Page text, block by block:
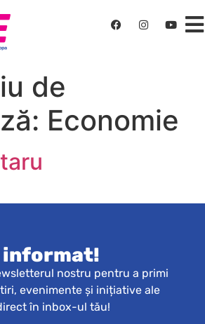
de
Economie
informat!
nostru pentru a primi
evenimente și inițiative ale
în inbox-ul tău!